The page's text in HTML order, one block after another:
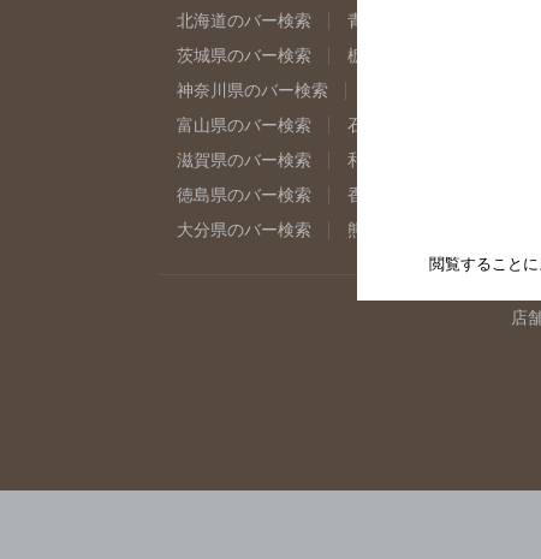
北海道のバー検索 青森県のバー検索
茨城県のバー検索
栃木県のバー検索
神奈川県のバー検索
富山県のバー検索
石川県のバー検索
滋賀県のバー検索
和歌山県のバー検索
徳島県のバー検索
香川県のバー検索
大分県のバー検索
熊本県のバー検索
店
閲覧することに